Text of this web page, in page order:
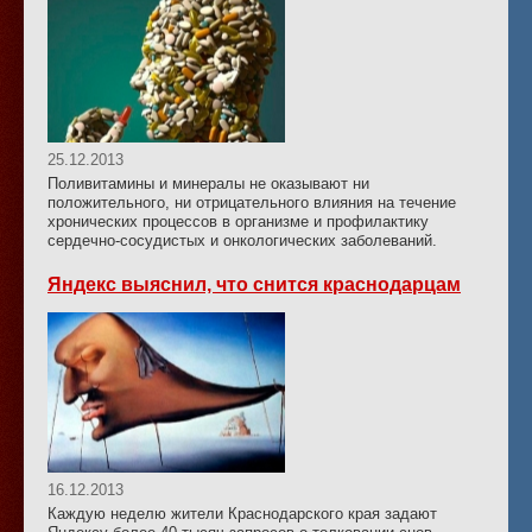
25.12.2013
Поливитамины и минералы не оказывают ни
положительного, ни отрицательного влияния на течение
хронических процессов в организме и профилактику
сердечно-сосудистых и онкологических заболеваний.
Яндекс выяснил, что снится краснодарцам
16.12.2013
Каждую неделю жители Краснодарского края задают